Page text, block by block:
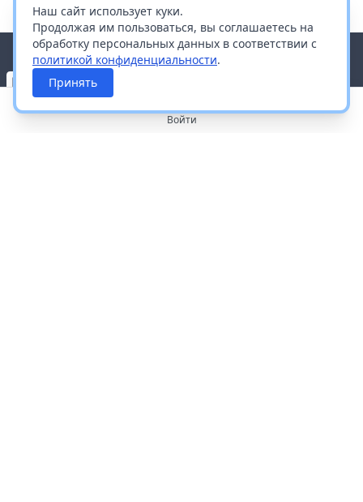
Наш сайт использует куки.
Продолжая им пользоваться, вы соглашаетесь на
обработку персональных данных в соответствии с
политикой конфиденциальности.
Принять
Войти